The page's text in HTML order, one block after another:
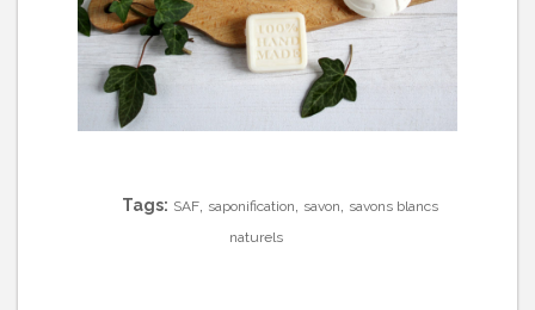
Tags: SAF, saponification, savon, savons blancs
naturels